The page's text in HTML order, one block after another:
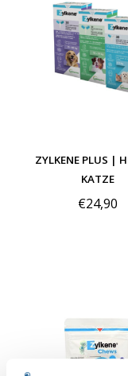
ZYLKENE PLUS |
KATZE
€24,90